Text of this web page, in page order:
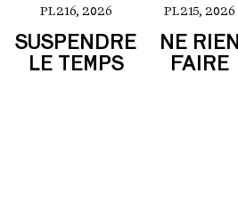
PL216, 2026
SUSPENDRE
LE TEMPS
PL215, 2026
NE RIEN
FAIRE